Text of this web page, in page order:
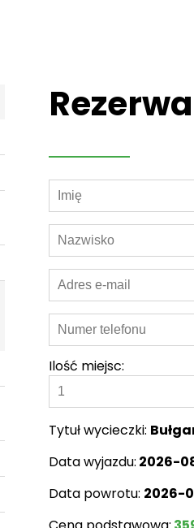
Ilość miejsc:
Tytuł wycieczki:
Data wyjazdu: 2026-
Data powrotu: 2026-